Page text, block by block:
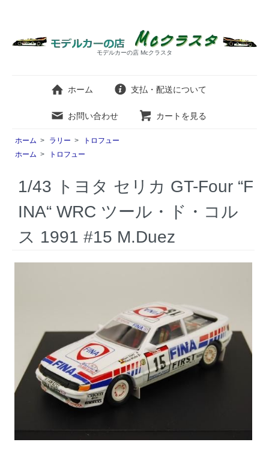
モデルカーの店 Mcクラスタ
ホーム 支払・配送について
お問い合わせ カートを見る
ホーム > ラリー >
トロフュー
ホーム > トロフュー
1/43 トヨタ セリカ GT-Four “F
INA“ WRC ツール・ド・コル
ス 1991 #15 M.Duez